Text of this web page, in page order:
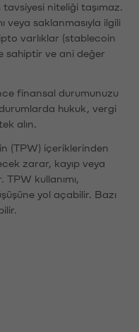
niteliği taşımaz.
veya saklanmasıyla ilgili
varlıklar (stablecoin
sahiptir ve ani değer
finansal durumunuzu
hukuk, vergi
alın.
(TPW) içeriklerinden
zarar, kayıp veya
kullanımı,
yol açabilir. Bazı